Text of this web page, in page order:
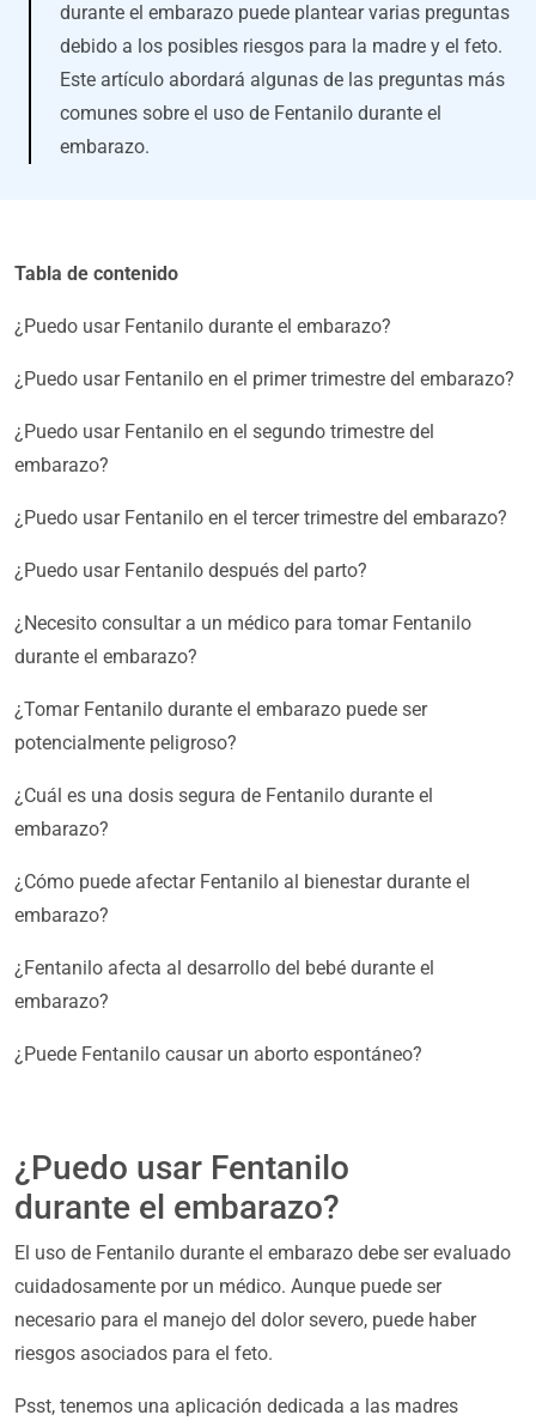
durante el embarazo puede plantear varias preguntas
debido a los posibles riesgos para la madre y el feto.
Este artículo abordará algunas de las preguntas más
comunes sobre el uso de Fentanilo durante el
embarazo.
Tabla de contenido
¿Puedo usar Fentanilo durante el embarazo?
¿Puedo usar Fentanilo en el primer trimestre del embarazo?
¿Puedo usar Fentanilo en el segundo trimestre del
embarazo?
¿Puedo usar Fentanilo en el tercer trimestre del embarazo?
¿Puedo usar Fentanilo después del parto?
¿Necesito consultar a un médico para tomar Fentanilo
durante el embarazo?
¿Tomar Fentanilo durante el embarazo puede ser
potencialmente peligroso?
¿Cuál es una dosis segura de Fentanilo durante el
embarazo?
¿Cómo puede afectar Fentanilo al bienestar durante el
embarazo?
¿Fentanilo afecta al desarrollo del bebé durante el
embarazo?
¿Puede Fentanilo causar un aborto espontáneo?
¿Puedo usar Fentanilo
durante el embarazo?
El uso de Fentanilo durante el embarazo debe ser evaluado
cuidadosamente por un médico. Aunque puede ser
necesario para el manejo del dolor severo, puede haber
riesgos asociados para el feto.
Psst, tenemos una aplicación dedicada a las madres